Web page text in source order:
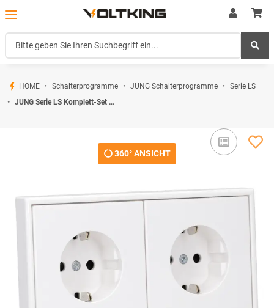
HOME Schalterprogramme JUNG Schalterprogramme
Serie LS
JUNG Serie LS Komplett-Set Schneeweiß Matt: 2x LS1520KIWWM SCHUKO Steckdose mit Berührungsschutz + LS982WWM Rahmen 2fach
360° ANSICHT